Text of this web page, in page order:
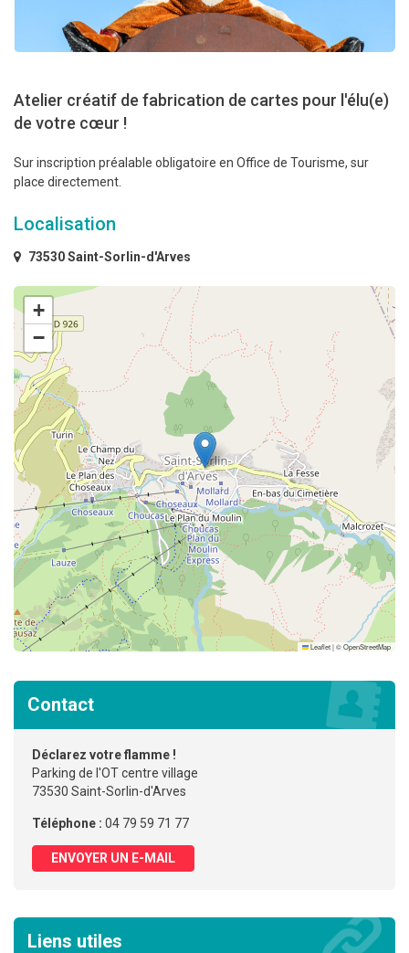
Atelier créatif de fabrication de cartes pour l'élu(e)
de votre cœur !
Sur inscription préalable obligatoire en Office de Tourisme, sur
place directement.
Localisation
73530 Saint-Sorlin-d'Arves
+
−
Leaflet|©OpenStreetMap
Contact
Déclarez votre flamme !
Parking de l'OT centre village
73530 Saint-Sorlin-d'Arves
Téléphone : 04 79 59 71 77
ENVOYER UN E-MAIL
Liens utiles